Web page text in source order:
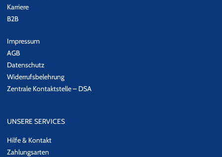
Karriere
B2B
Impressum
AGB
Datenschutz
Widerrufsbelehrung
Zentrale Kontaktstelle – DSA
UNSERE SERVICES
Hilfe & Kontakt
Zahlungsarten